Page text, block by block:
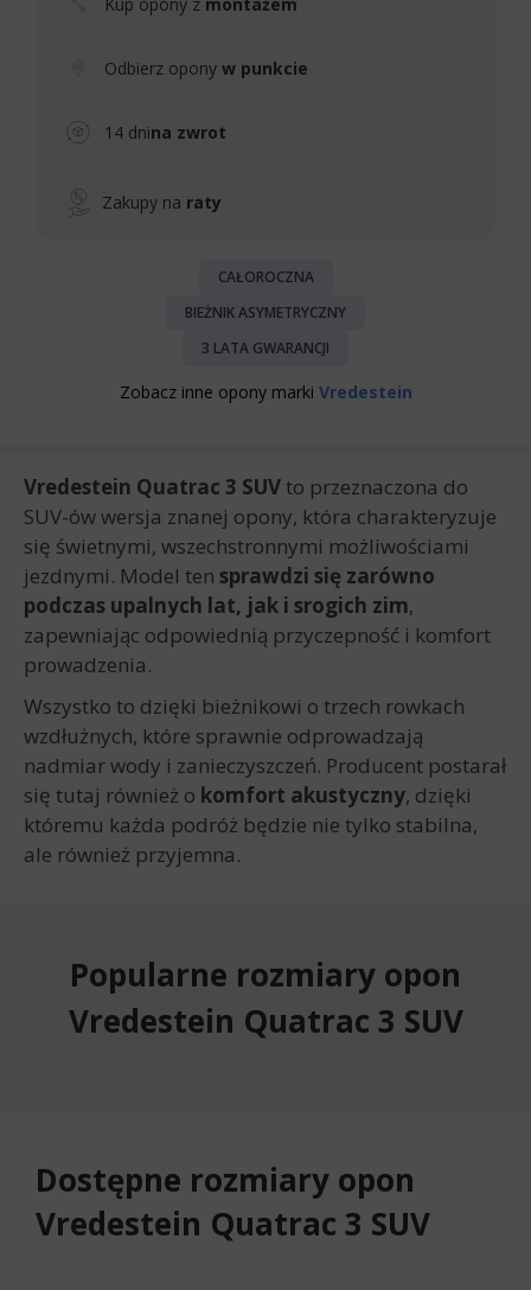
Odbierz opony w punkcie
14 dnina zwrot
Zakupy na raty
CAŁOROCZNA
BIEŻNIK ASYMETRYCZNY
3 LATA GWARANCJI
Zobacz inne opony marki Vredestein
Vredestein Quatrac 3 SUV to przeznaczona do
SUV-ów wersja znanej opony, która charakteryzuje
się świetnymi, wszechstronnymi możliwościami
jezdnymi. Model ten sprawdzi się zarówno
podczas upalnych lat, jak i srogich zim,
zapewniając odpowiednią przyczepność i komfort
prowadzenia.
Wszystko to dzięki bieżnikowi o trzech rowkach
wzdłużnych, które sprawnie odprowadzają
nadmiar wody i zanieczyszczeń. Producent postarał
się tutaj również o komfort akustyczny, dzięki
któremu każda podróż będzie nie tylko stabilna,
ale również przyjemna.
Popularne rozmiary opon
Vredestein Quatrac 3 SUV
Dostępne rozmiary opon
Vredestein Quatrac 3 SUV